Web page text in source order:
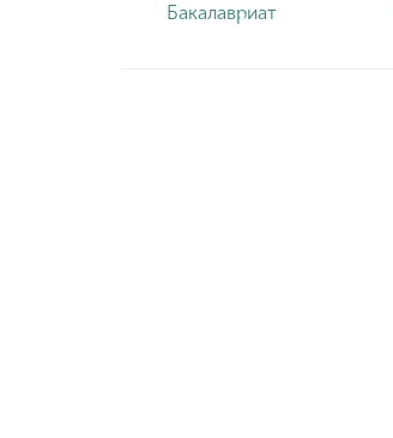
Бакалавриат